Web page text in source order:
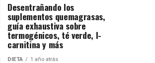
Desentrañando los
suplementos quemagrasas,
guía exhaustiva sobre
termogénicos, té verde, l-
carnitina y más
DIETA 1 año atrás